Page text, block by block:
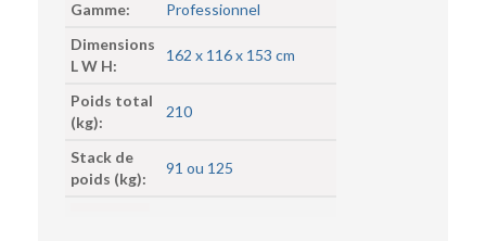
Gamme:
Professionnel
Dimensions
L W H:
162 x 116 x 153 cm
Poids total
(kg):
210
Stack de
poids (kg):
91 ou 125